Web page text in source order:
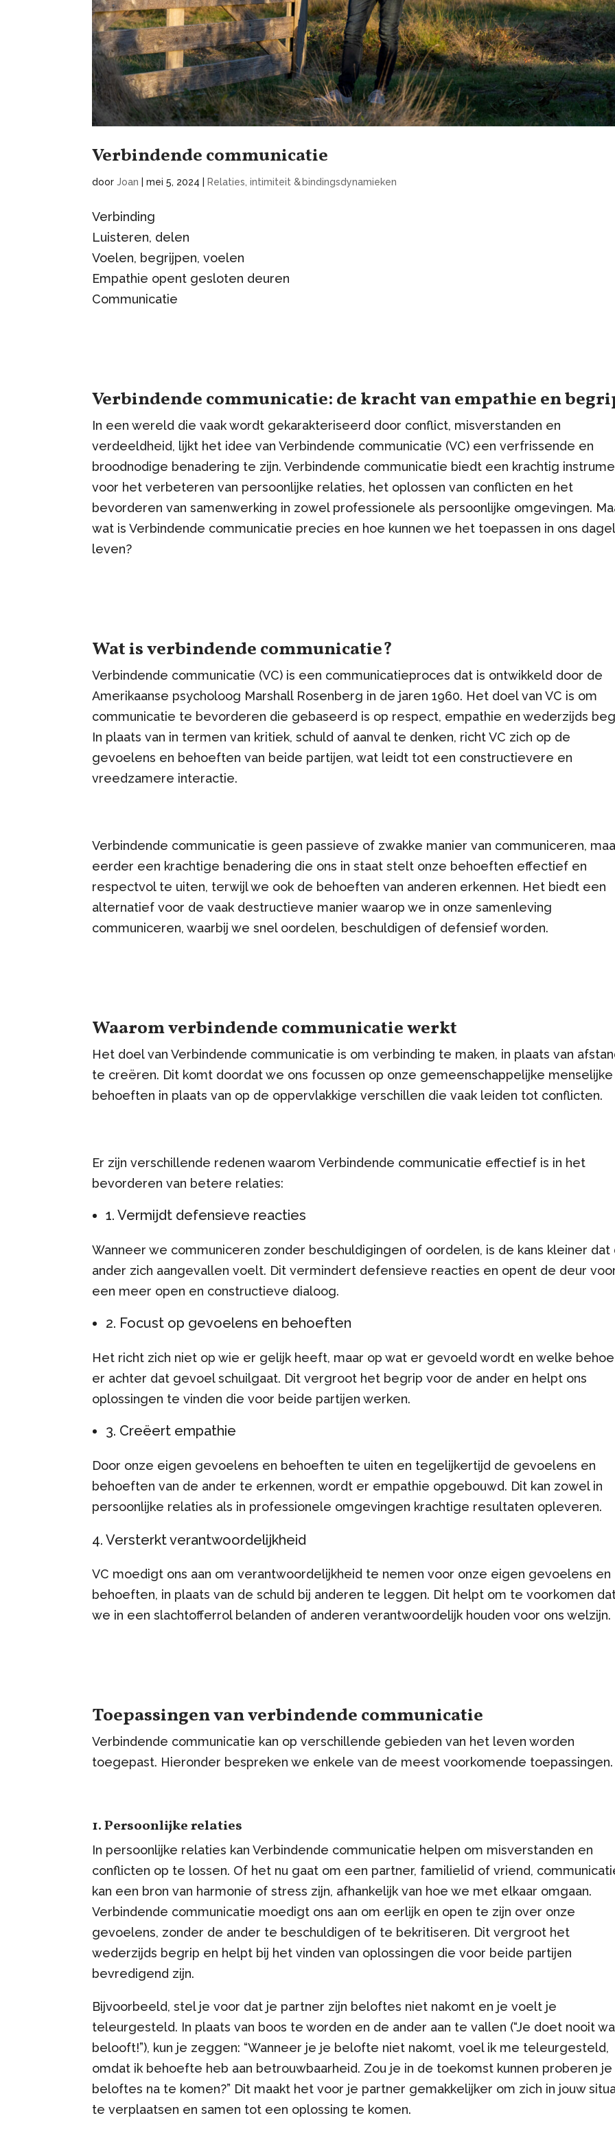
Verbindende communicatie
doorJoan |mei 5, 2024 Relaties, intimiteit & bindingsdynamieken
Verbinding
Luisteren, delen
Voelen, begrijpen, voelen
Empathie opent gesloten deuren
Communicatie
Verbindende communicatie: de kracht van empathie en
In een wereld die vaak wordt gekarakteriseerd door conflict, misverstanden en
verdeeldheid, lijkt het idee van Verbindende communicatie (VC) een verfrissende en
broodnodige benadering te zijn. Verbindende communicatie biedt een krachtig
voor het verbeteren van persoonlijke relaties, het oplossen van conflicten en het
bevorderen van samenwerking in zowel professionele als persoonlijke omgevingen.
wat is Verbindende communicatie precies en hoe kunnen we het toepassen in ons
leven?
Wat is verbindende communicatie?
Verbindende communicatie (VC) is een communicatieproces dat is ontwikkeld door de
Amerikaanse psycholoog Marshall Rosenberg in de jaren 1960. Het doel van VC is om
communicatie te bevorderen die gebaseerd is op respect, empathie en wederzijds
In plaats van in termen van kritiek, schuld of aanval te denken, richt VC zich op de
gevoelens en behoeften van beide partijen, wat leidt tot een constructievere en
vreedzamere interactie.
Verbindende communicatie is geen passieve of zwakke manier van communiceren,
eerder een krachtige benadering die ons in staat stelt onze behoeften effectief en
respectvol te uiten, terwijl we ook de behoeften van anderen erkennen. Het biedt een
alternatief voor de vaak destructieve manier waarop we in onze samenleving
communiceren, waarbij we snel oordelen, beschuldigen of defensief worden.
Waarom verbindende communicatie werkt
Het doel van Verbindende communicatie is om verbinding te maken, in plaats van
te creëren. Dit komt doordat we ons focussen op onze gemeenschappelijke menselijke
behoeften in plaats van op de oppervlakkige verschillen die vaak leiden tot conflicten.
Er zijn verschillende redenen waarom Verbindende communicatie effectief is in het
bevorderen van betere relaties:
1. Vermijdt defensieve reacties
Wanneer we communiceren zonder beschuldigingen of oordelen, is de kans kleiner dat
ander zich aangevallen voelt. Dit vermindert defensieve reacties en opent de deur
een meer open en constructieve dialoog.
2. Focust op gevoelens en behoeften
Het richt zich niet op wie er gelijk heeft, maar op wat er gevoeld wordt en welke
er achter dat gevoel schuilgaat. Dit vergroot het begrip voor de ander en helpt ons
oplossingen te vinden die voor beide partijen werken.
3. Creëert empathie
Door onze eigen gevoelens en behoeften te uiten en tegelijkertijd de gevoelens en
behoeften van de ander te erkennen, wordt er empathie opgebouwd. Dit kan zowel in
persoonlijke relaties als in professionele omgevingen krachtige resultaten opleveren.
4. Versterkt verantwoordelijkheid
VC moedigt ons aan om verantwoordelijkheid te nemen voor onze eigen gevoelens en
behoeften, in plaats van de schuld bij anderen te leggen. Dit helpt om te voorkomen
we in een slachtofferrol belanden of anderen verantwoordelijk houden voor ons welzijn.
Toepassingen van verbindende communicatie
Verbindende communicatie kan op verschillende gebieden van het leven worden
toegepast. Hieronder bespreken we enkele van de meest voorkomende toepassingen.
1. Persoonlijke relaties
In persoonlijke relaties kan Verbindende communicatie helpen om misverstanden en
conflicten op te lossen. Of het nu gaat om een partner, familielid of vriend,
kan een bron van harmonie of stress zijn, afhankelijk van hoe we met elkaar omgaan.
Verbindende communicatie moedigt ons aan om eerlijk en open te zijn over onze
gevoelens, zonder de ander te beschuldigen of te bekritiseren. Dit vergroot het
wederzijds begrip en helpt bij het vinden van oplossingen die voor beide partijen
bevredigend zijn.
Bijvoorbeeld, stel je voor dat je partner zijn beloftes niet nakomt en je voelt je
teleurgesteld. In plaats van boos te worden en de ander aan te vallen (“Je doet nooit
belooft!”), kun je zeggen: “Wanneer je je belofte niet nakomt, voel ik me teleurgesteld,
omdat ik behoefte heb aan betrouwbaarheid. Zou je in de toekomst kunnen proberen je
beloftes na te komen?” Dit maakt het voor je partner gemakkelijker om zich in jouw
te verplaatsen en samen tot een oplossing te komen.